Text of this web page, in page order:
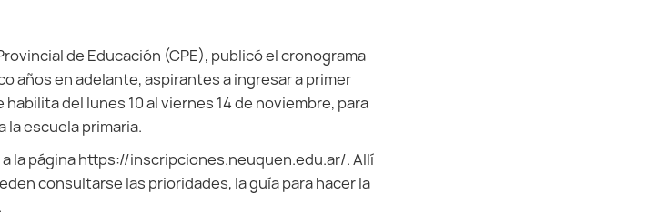
de Educación (CPE), publicó el cronograma
años en adelante, aspirantes a ingresar a primer
del lunes 10 al viernes 14 de noviembre, para
escuela primaria.
la página https://inscripciones.neuquen.edu.ar/. Allí
consultarse las prioridades, la guía para hacer la